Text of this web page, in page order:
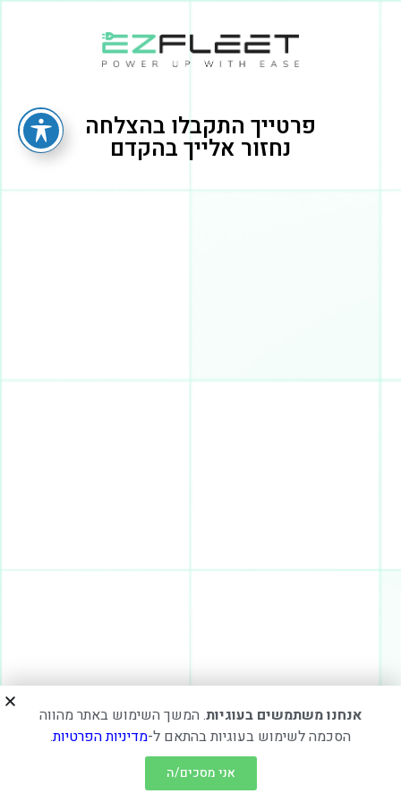
פרטייך התקבלו בהצלחה
נחזור אלייך בהקדם
אנחנו משתמשים בעוגיות. המשך השימוש באתר מהווה
הסכמה לשימוש בעוגיות בהתאם ל-מדיניות הפרטיות.
אני מסכים/ה